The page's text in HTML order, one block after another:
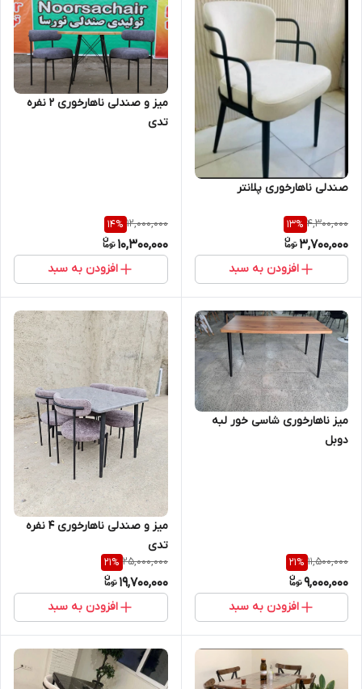
صندلی ناهارخوری پلانتر
4,300,000
13%
3,700,000
افزودن به سبد
میز و صندلی ناهارخوری 2 نفره
تدی
12,000,000
14%
10,300,000
افزودن به سبد
میز ناهارخوری شاسی خور لبه
دوبل
11,500,000
21%
9,000,000
افزودن به سبد
میز و صندلی ناهارخوری 4 نفره
تدی
25,000,000
21%
19,700,000
افزودن به سبد